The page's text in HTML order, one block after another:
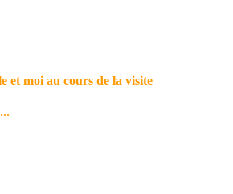
et moi au cours de la visite